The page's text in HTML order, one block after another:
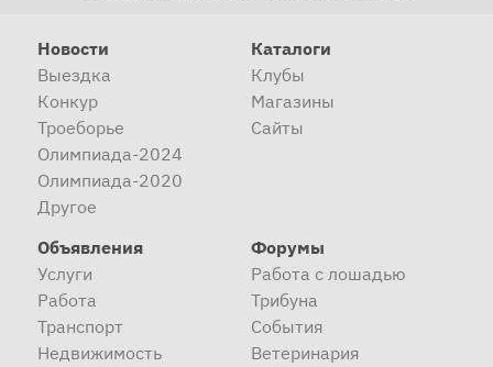
Новости
Выездка
Конкур
Троеборье
Олимпиада-2024
Олимпиада-2020
Другое
Каталоги
Клубы
Магазины
Сайты
Объявления
Услуги
Работа
Транспорт
Недвижимость
Форумы
Работа с лошадью
Трибуна
События
Ветеринария